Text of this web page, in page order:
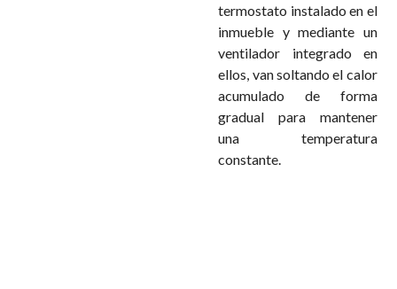
termostato instalado en el
inmueble y mediante un
ventilador integrado en
ellos, van soltando el calor
acumulado de forma
gradual para mantener
una temperatura
constante.